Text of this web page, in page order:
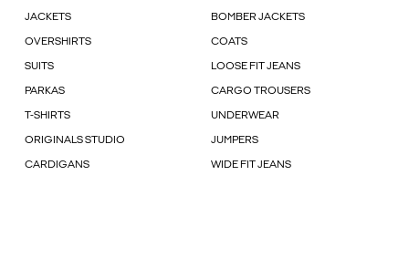
JACKETS BOMBER JACKETS
OVERSHIRTS COATS
SUITS LOOSE FIT JEANS
PARKAS CARGO TROUSERS
T-SHIRTS UNDERWEAR
ORIGINALS STUDIO JUMPERS
CARDIGANS WIDE FIT JEANS